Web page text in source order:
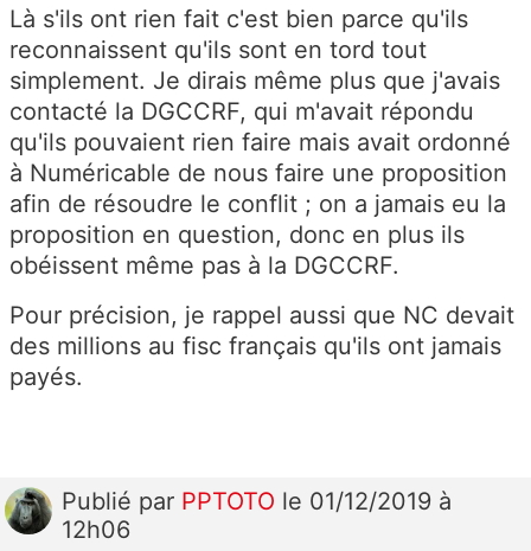
Là s'ils ont rien fait c'est bien parce qu'ils
reconnaissent qu'ils sont en tord tout
simplement. Je dirais même plus que j'avais
contacté la DGCCRF, qui m'avait répondu
qu'ils pouvaient rien faire mais avait ordonné
à Numéricable de nous faire une proposition
afin de résoudre le conflit ; on a jamais eu la
proposition en question, donc en plus ils
obéissent même pas à la DGCCRF.
Pour précision, je rappel aussi que NC devait
des millions au fisc français qu'ils ont jamais
payés.
Publié par PPTOTO le 01/12/2019 à
12h06